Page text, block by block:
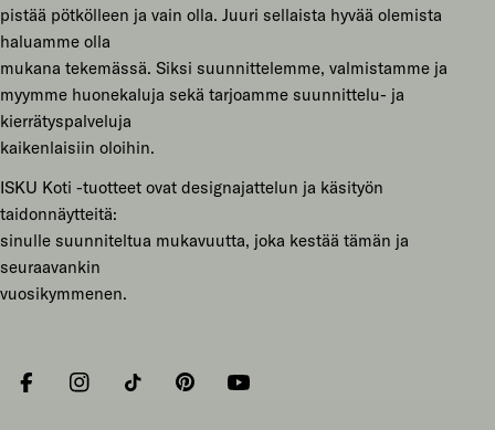
pistää pötkölleen ja vain olla. Juuri sellaista hyvää olemista
haluamme olla
mukana tekemässä. Siksi suunnittelemme, valmistamme ja
myymme huonekaluja sekä tarjoamme suunnittelu- ja
kierrätyspalveluja
kaikenlaisiin oloihin.
ISKU Koti -tuotteet ovat designajattelun ja käsityön
taidonnäytteitä:
sinulle suunniteltua mukavuutta, joka kestää tämän ja
seuraavankin
vuosikymmenen.
FacebookInstagramTiktok PinterestYouTube